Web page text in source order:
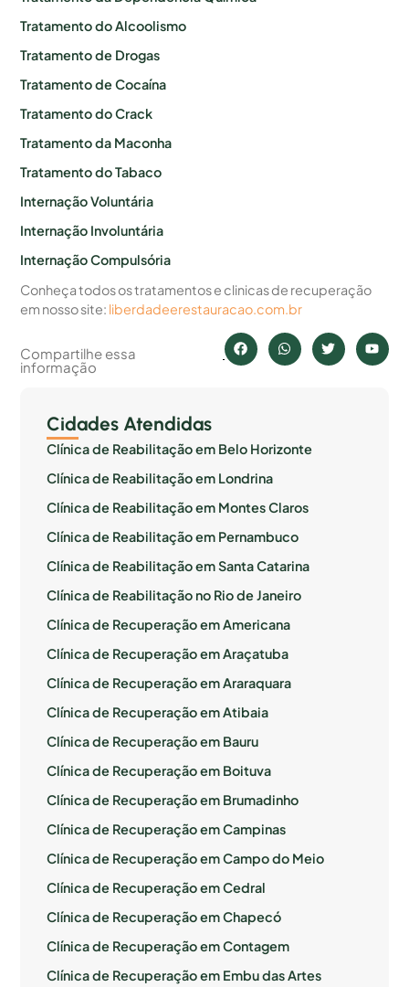
Tratamento do Alcoolismo
Tratamento de Drogas
Tratamento de Cocaína
Tratamento do Crack
Tratamento da Maconha
Tratamento do Tabaco
Internação Voluntária
Internação Involuntária
Internação Compulsória
Conheça todos os tratamentos e clinicas de recuperação
em nosso site: liberdadeerestauracao.com.br
Compartilhe essa
informação
Cidades Atendidas
Clínica de Reabilitação em Belo Horizonte
Clínica de Reabilitação em Londrina
Clínica de Reabilitação em Montes Claros
Clínica de Reabilitação em Pernambuco
Clínica de Reabilitação em Santa Catarina
Clínica de Reabilitação no Rio de Janeiro
Clínica de Recuperação em Americana
Clínica de Recuperação em Araçatuba
Clínica de Recuperação em Araraquara
Clínica de Recuperação em Atibaia
Clínica de Recuperação em Bauru
Clínica de Recuperação em Boituva
Clínica de Recuperação em Brumadinho
Clínica de Recuperação em Campinas
Clínica de Recuperação em Campo do Meio
Clínica de Recuperação em Cedral
Clínica de Recuperação em Chapecó
Clínica de Recuperação em Contagem
Clínica de Recuperação em Embu das Artes